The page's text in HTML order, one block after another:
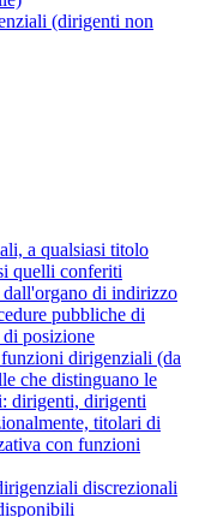
(dirigenti non
a qualsiasi titolo
quelli conferiti
dall'organo di indirizzo
pubbliche di
posizione
dirigenziali (da
che distinguano le
dirigenti, dirigenti
titolari di
con funzioni
discrezionali